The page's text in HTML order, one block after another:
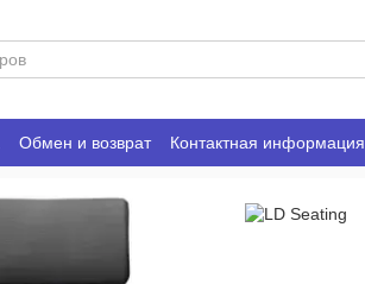
Обмен и возврат Контактная информация